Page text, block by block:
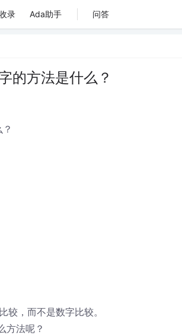
录 Ada助手 问答
的方法是什么？
，而不是数字比较。
方法呢？